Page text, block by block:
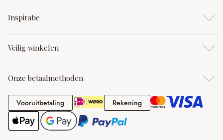
Inspiratie
Veilig winkelen
Onze betaalmethoden
VooruitbetalingVooruitbetaling RekeningRekening